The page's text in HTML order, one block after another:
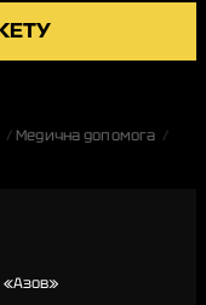
Медична допомога
«Азов»